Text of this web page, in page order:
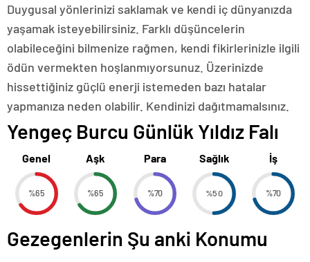
Duygusal yönlerinizi saklamak ve kendi iç dünyanızda
yaşamak isteyebilirsiniz. Farklı düşüncelerin
olabileceğini bilmenize rağmen, kendi fikirlerinizle ilgili
ödün vermekten hoşlanmıyorsunuz. Üzerinizde
hissettiğiniz güçlü enerji istemeden bazı hatalar
yapmanıza neden olabilir. Kendinizi dağıtmamalsınız.
Yengeç Burcu Günlük Yıldız Falı
Genel
%65
Aşk
%65
Para
%70
Sağlık
%50
İş
%70
Gezegenlerin Şu anki Konumu